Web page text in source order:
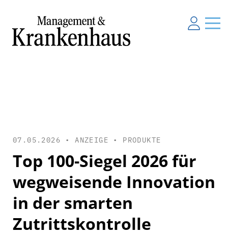
07.05.2026 • ANZEIGE • PRODUKTE
Top 100-Siegel 2026 für
wegweisende Innovation
in der smarten
Zutrittskontrolle